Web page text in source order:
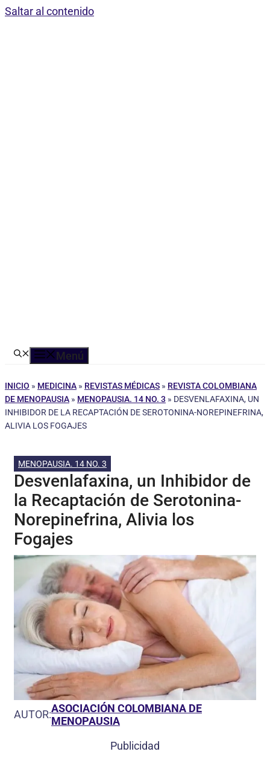
Saltar al contenido
Menú
INICIO » MEDICINA » REVISTAS MÉDICAS » REVISTA COLOMBIANA
DE MENOPAUSIA » MENOPAUSIA. 14 NO. 3 » DESVENLAFAXINA, UN
INHIBIDOR DE LA RECAPTACIÓN DE SEROTONINA-NOREPINEFRINA,
ALIVIA LOS FOGAJES
MENOPAUSIA. 14 NO. 3
Desvenlafaxina, un Inhibidor de
la Recaptación de Serotonina-
Norepinefrina, Alivia los
Fogajes
AUTOR:ASOCIACIÓN COLOMBIANA DE
MENOPAUSIA
Publicidad